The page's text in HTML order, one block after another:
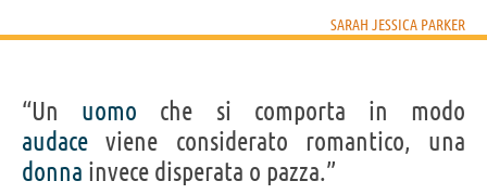
Segno zodiacale Ariete
SARAH JESSICA PARKER
“Un uomo che si comporta in modo
audace viene considerato romantico, una
donna invece disperata o pazza.”